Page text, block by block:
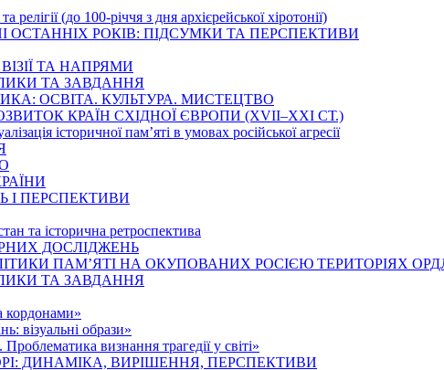
(до 100-річчя з дня архієрейської хіротонії)
ОСТАННІХ РОКІВ: ПІДСУМКИ ТА ПЕРСПЕКТИВИ
ТА НАПРЯМИ
ТА ЗАВДАННЯ
ОСВІТА. КУЛЬТУРА. МИСТЕЦТВО
КРАЇН СХІДНОЇ ЄВРОПИ (ХVІІ–ХХІ СТ.)
історичної пам’яті в умовах російської агресії
І ПЕРСПЕКТИВИ
та історична ретроспектива
ДОСЛІДЖЕНЬ
ПАМ’ЯТІ НА ОКУПОВАНИХ РОСІЄЮ ТЕРИТОРІЯХ
ТА ЗАВДАННЯ
кордонами»
візуальні образи»
визнання трагедії у світі»
ДИНАМІКА, ВИРІШЕННЯ, ПЕРСПЕКТИВИ